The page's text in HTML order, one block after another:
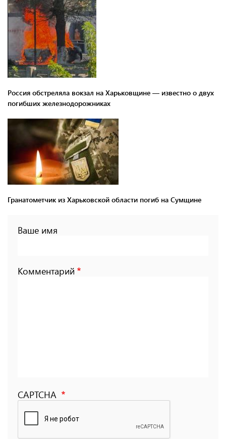
Россия обстреляла вокзал на Харьковщине — известно о двух
погибших железнодорожниках
Гранатометчик из Харьковской области погиб на Сумщине
Ваше имя
Комментарий
CAPTCHA